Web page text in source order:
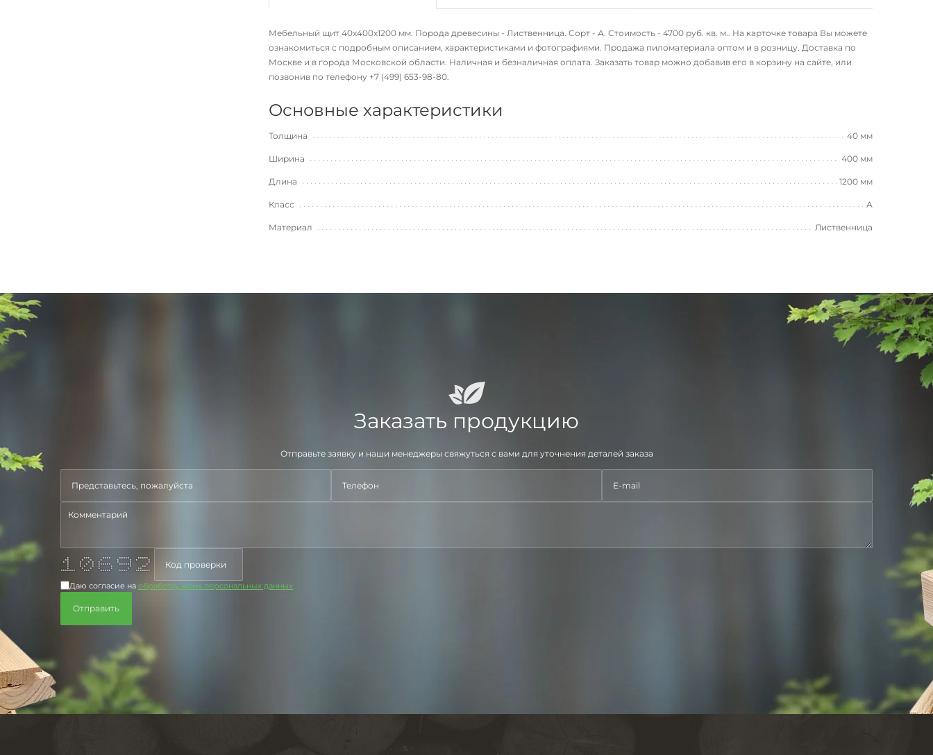
Мебельный щит 40х400х1200 мм. Порода древесины - Лиственница. Сорт - А. Стоимость - 4700 руб. кв. м.. На карточке товара Вы можете
ознакомиться с подробным описанием, характеристиками и фотографиями. Продажа пиломатериала оптом и в розницу. Доставка по
Москве и в города Московской области. Наличная и безналичная оплата. Заказать товар можно добавив его в корзину на сайте, или
позвонив по телефону +7 (499) 653-98-80.
Основные характеристики
Толщина 40 мм
Ширина 400 мм
Длина 1200 мм
Класс А
Материал Лиственница
Заказать продукцию
Отправьте заявку и наши менеджеры свяжуться с вами для уточнения деталей заказа
* *** **** ***** *****
** * * * * * * *
* * * * * * * * *
* * * * ****** ****** *
* * * * * * * **
* * * * * * **
******* *** ***** **** *******
Даю согласие на обработку моих персональных данных